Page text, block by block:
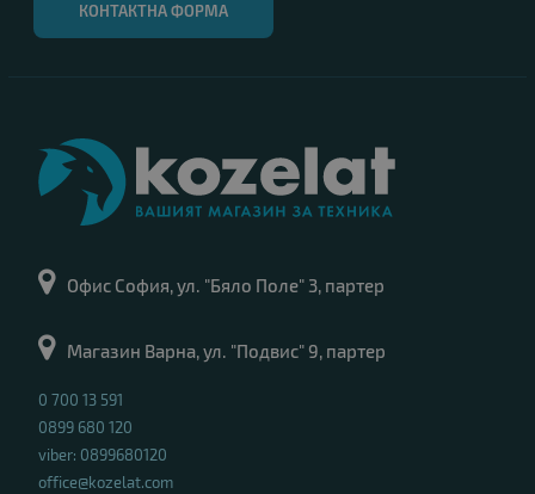
КОНТАКТНА ФОРМА
Офис София, ул. "Бяло Поле" 3, партер
Магазин Варна, ул. "Подвис" 9, партер
0 700 13 591
0899 680 120
viber: 0899680120
office@kozelat.com